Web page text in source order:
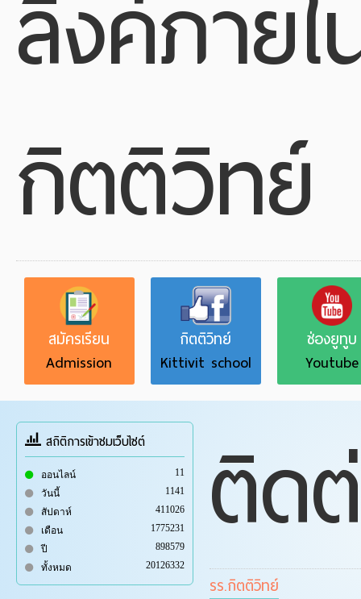
ลิงค์ภายใ
กิตติวิทย์
สมัครเรียน
Admission
กิตติวิทย์
Kittivit school
ช่องยูทูบ
Youtube
สถิติการเข้าชมเว็บไซต์
ออนไลน์
11
วันนี้
1141
สัปดาห์
411026
เดือน
1775231
ปี
898579
ทั้งหมด
20126332 ติด
รร.กิตติวิทย์